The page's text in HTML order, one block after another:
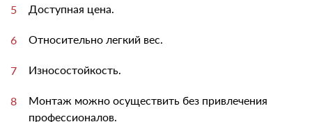
Доступная цена.
Относительно легкий вес.
Износостойкость.
Монтаж можно осуществить без привлечения
профессионалов.